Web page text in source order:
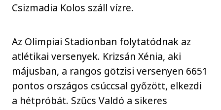
Csizmadia Kolos száll vízre.
Az Olimpiai Stadionban folytatódnak az
atlétikai versenyek. Krizsán Xénia, aki
májusban, a rangos götzisi versenyen 6651
pontos országos csúccsal győzött, elkezdi
a hétpróbát. Szűcs Valdó a sikeres